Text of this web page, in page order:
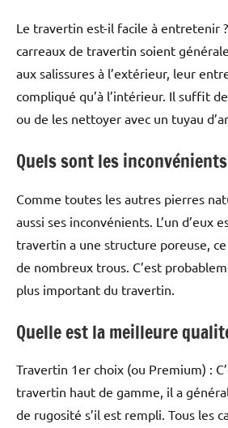
Le travertin est-il facile à entretenir
carreaux de travertin soient
aux salissures à l’extérieur, leur
compliqué qu’à l’intérieur. Il suffit
ou de les nettoyer avec un tuyau
Quels sont les
Comme toutes les autres pierres
aussi ses inconvénients. L’un d’eux
travertin a une structure poreuse,
de nombreux trous. C’est
plus important du travertin.
Quelle est la meilleure
Travertin 1er choix (ou Premium) :
travertin haut de gamme, il a
de rugosité s’il est rempli. Tous les